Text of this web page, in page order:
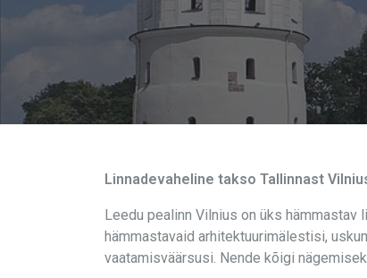
Linnadevaheline takso Tallinnast
Leedu pealinn Vilnius on üks hämmastav
hämmastavaid arhitektuurimälestisi,
vaatamisväärsusi. Nende kõigi